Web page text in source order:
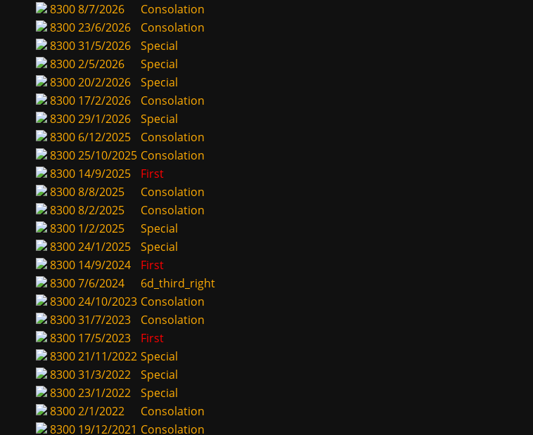
83008/7/2026
Consolation
830023/6/2026
Consolation
830031/5/2026
Special
83002/5/2026
Special
830020/2/2026
Special
8300 17/2/2026
Consolation
830029/1/2026
Special
8300 6/12/2025
Consolation
830025/10/2025 Consolation
8300 14/9/2025
First
83008/8/2025
Consolation
83008/2/2025
Consolation
8300 1/2/2025
Special
830024/1/2025
Special
8300 14/9/2024
First
83007/6/2024
6d_third_right
830024/10/2023 Consolation
830031/7/2023
Consolation
8300 17/5/2023
First
830021/11/2022 Special
830031/3/2022
Special
830023/1/2022
Special
83002/1/2022
Consolation
8300 19/12/2021 Consolation